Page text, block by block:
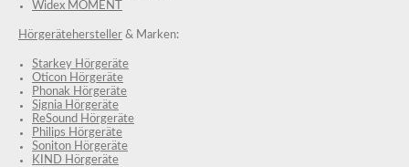
Widex MOMENT
Hörgerätehersteller & Marken:
Starkey Hörgeräte
Oticon Hörgeräte
Phonak Hörgeräte
Signia Hörgeräte
ReSound Hörgeräte
Philips Hörgeräte
Soniton Hörgeräte
KIND Hörgeräte